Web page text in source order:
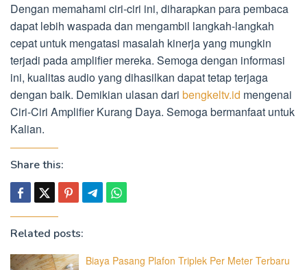
Dengan memahami ciri-ciri ini, diharapkan para pembaca
dapat lebih waspada dan mengambil langkah-langkah
cepat untuk mengatasi masalah kinerja yang mungkin
terjadi pada amplifier mereka. Semoga dengan informasi
ini, kualitas audio yang dihasilkan dapat tetap terjaga
dengan baik. Demikian ulasan dari bengkeltv.id mengenai
Ciri-Ciri Amplifier Kurang Daya. Semoga bermanfaat untuk
Kalian.
Share this:
Related posts:
Biaya Pasang Plafon Triplek Per Meter Terbaru